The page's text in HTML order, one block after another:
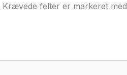
Krævede felter er markeret med